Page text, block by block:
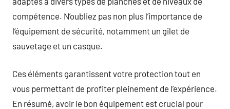
compétence. N’oubliez pas non plus l’importance de
l’équipement de sécurité, notamment un gilet de
sauvetage et un casque.
Ces éléments garantissent votre protection tout en
vous permettant de profiter pleinement de l’expérience.
En résumé, avoir le bon équipement est crucial pour